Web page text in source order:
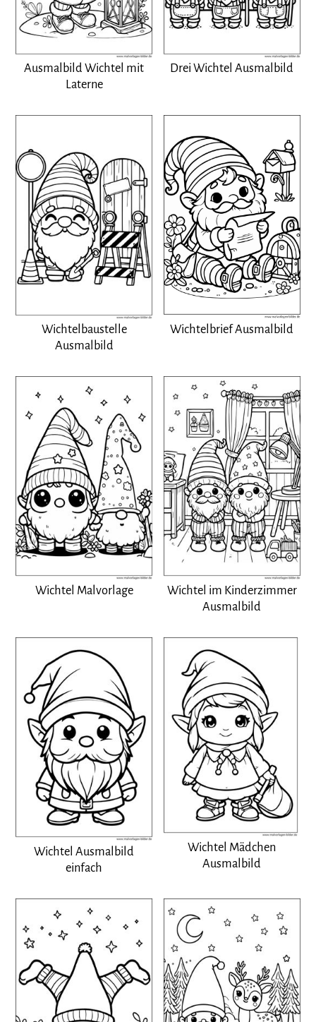
Ausmalbild Wichtel mit
Laterne
Drei Wichtel Ausmalbild
Wichtelbaustelle
Ausmalbild
Wichtelbrief Ausmalbild
Wichtel Malvorlage
Wichtel im Kinderzimmer
Ausmalbild
Wichtel Ausmalbild
einfach
Wichtel Mädchen
Ausmalbild